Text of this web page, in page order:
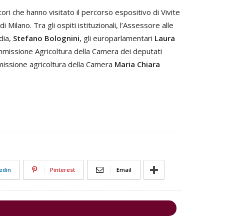
che hanno visitato il percorso espositivo di Vivite
Milano. Tra gli ospiti istituzionali, l’Assessore alle
Stefano Bolognini, gli europarlamentari Laura
Agricoltura della Camera dei deputati
agricoltura della Camera Maria Chiara
Pinterest Email